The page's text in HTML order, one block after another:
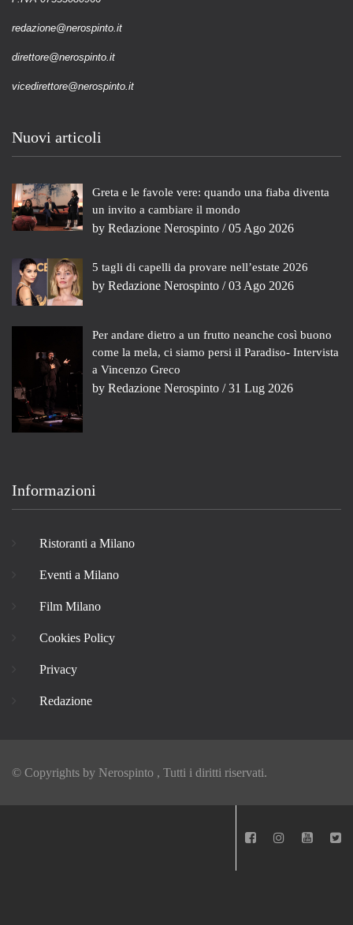
redazione@nerospinto.it
direttore@nerospinto.it
vicedirettore@nerospinto.it
Nuovi articoli
Greta e le favole vere: quando una fiaba diventa
un invito a cambiare il mondo
by Redazione Nerospinto / 05 Ago 2026
5 tagli di capelli da provare nell’estate 2026
by Redazione Nerospinto / 03 Ago 2026
Per andare dietro a un frutto neanche così buono
come la mela, ci siamo persi il Paradiso- Intervista
a Vincenzo Greco
by Redazione Nerospinto / 31 Lug 2026
Informazioni
Ristoranti a Milano
Eventi a Milano
Film Milano
Cookies Policy
Privacy
Redazione
© Copyrights by Nerospinto , Tutti i diritti riservati.